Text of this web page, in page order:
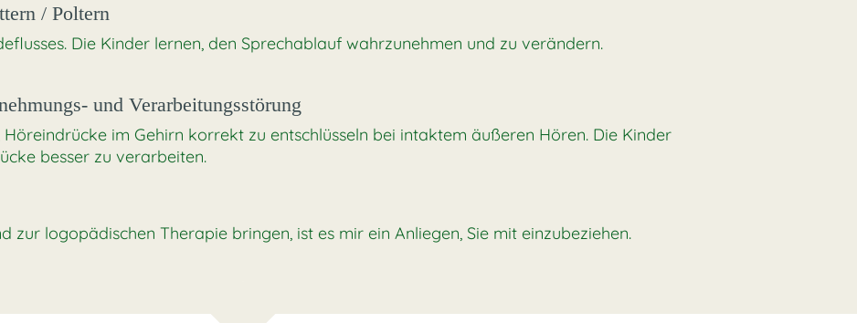
/ Poltern
Die Kinder lernen, den Sprechablauf wahrzunehmen und zu verändern.
und Verarbeitungsstörung
Höreindrücke im Gehirn korrekt zu entschlüsseln bei intaktem äußeren Hören. Die Kinder
besser zu verarbeiten.
zur logopädischen Therapie bringen, ist es mir ein Anliegen, Sie mit einzubeziehen.